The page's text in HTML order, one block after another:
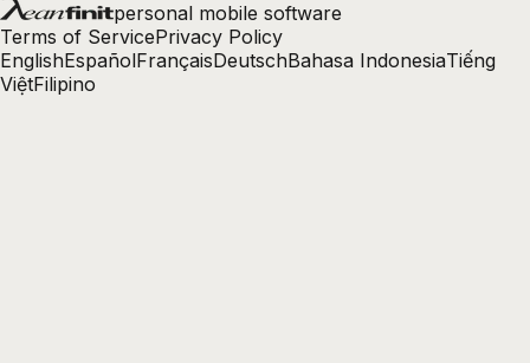
personal mobile software
Terms of ServicePrivacy Policy
EnglishEspañolFrançaisDeutschBahasa IndonesiaTiếng
ViệtFilipino